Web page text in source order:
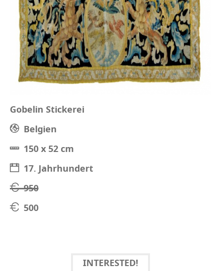
Gobelin Stickerei
Belgien
150 x 52 cm
17. Jahrhundert
950
500
INTERESTED!